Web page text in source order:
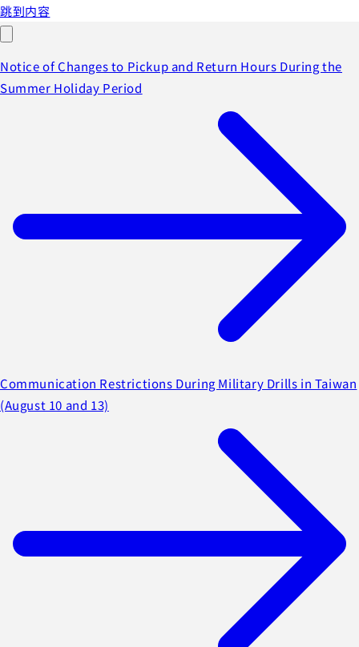
跳到内容
Notice of Changes to Pickup and Return Hours During the
Summer Holiday Period
Communication Restrictions During Military Drills in Taiwan
(August 10 and 13)